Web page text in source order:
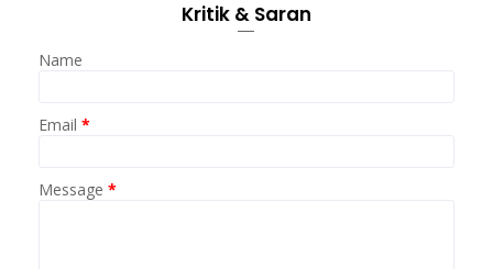
Kritik & Saran
Name
Email *
Message *